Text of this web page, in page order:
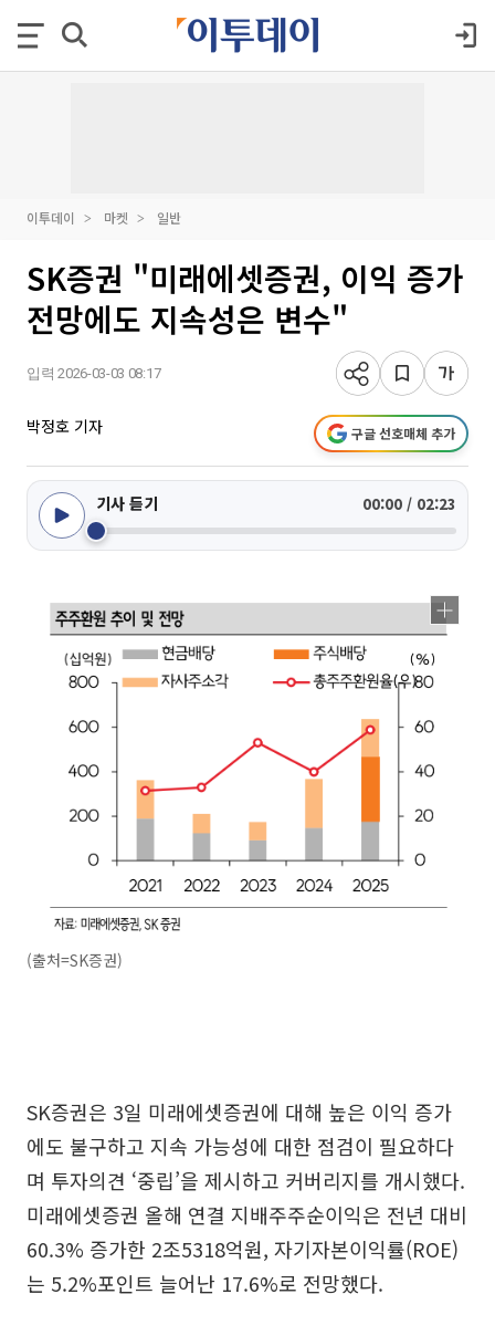
이투데이 마켓 일반
SK증권 "미래에셋증권, 이익 증가
전망에도 지속성은 변수"
입력 2026-03-03 08:17
박정호 기자 구글 선호매체 추가
기사 듣기 00:00 / 02:23
(출처=SK증권)
SK증권은 3일 미래에셋증권에 대해 높은 이익 증가
에도 불구하고 지속 가능성에 대한 점검이 필요하다
며 투자의견 ‘중립’을 제시하고 커버리지를 개시했다.
미래에셋증권 올해 연결 지배주주순이익은 전년 대비
60.3% 증가한 2조5318억원, 자기자본이익률(ROE)
는 5.2%포인트 늘어난 17.6%로 전망했다.